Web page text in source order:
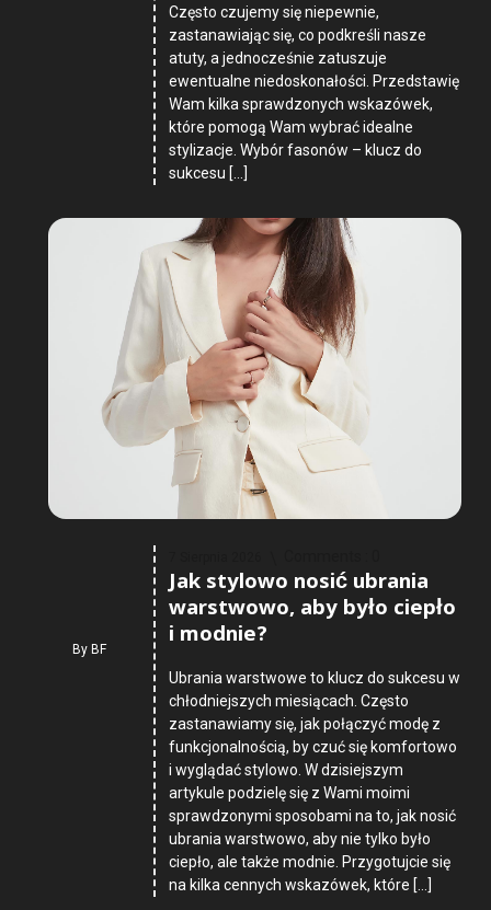
Często czujemy się niepewnie,
zastanawiając się, co podkreśli nasze
atuty, a jednocześnie zatuszuje
ewentualne niedoskonałości. Przedstawię
Wam kilka sprawdzonych wskazówek,
które pomogą Wam wybrać idealne
stylizacje. Wybór fasonów – klucz do
sukcesu […]
ByBF
Jak stylowo nosić ubrania
warstwowo, aby było ciepło
i modnie?
Ubrania warstwowe to klucz do sukcesu w
chłodniejszych miesiącach. Często
zastanawiamy się, jak połączyć modę z
funkcjonalnością, by czuć się komfortowo
i wyglądać stylowo. W dzisiejszym
artykule podzielę się z Wami moimi
sprawdzonymi sposobami na to, jak nosić
ubrania warstwowo, aby nie tylko było
ciepło, ale także modnie. Przygotujcie się
na kilka cennych wskazówek, które […]